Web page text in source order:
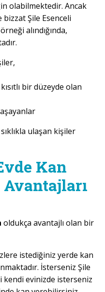
olabilmektedir. Ancak
Şile Esenceli
alındığında,
bir düzeyde olan
sıklıkla ulaşan kişiler
Kan
oldukça avantajlı olan bir
istediğiniz yerde kan
İsterseniz Şile
kendi evinizde isterseniz